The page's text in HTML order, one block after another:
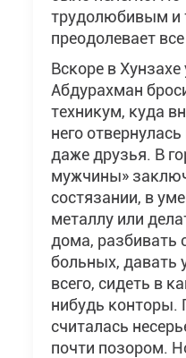
трудолюбивым и
преодолевает
Вскоре в Хунзахе
Абдурахман
техникум, куда
него
даже друзья. В
мужчины»
состязании, в
металлу или
дома, разбивать
больных, давать
всего, сидеть в
нибудь конторы.
считалась
почти позором.